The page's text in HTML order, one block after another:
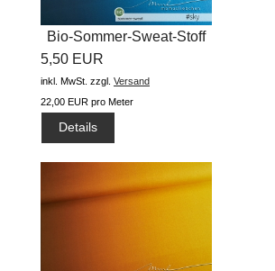
Bio-Sommer-Sweat-Stoff
"basic...
5,50 EUR
inkl. MwSt. zzgl. Versand
22,00 EUR pro Meter
Details